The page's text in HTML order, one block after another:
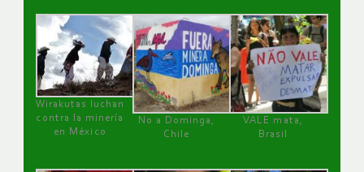
Wirakutas luchan
contra la minería
en México
No a Dominga,
Chile
VALE mata,
Brasil